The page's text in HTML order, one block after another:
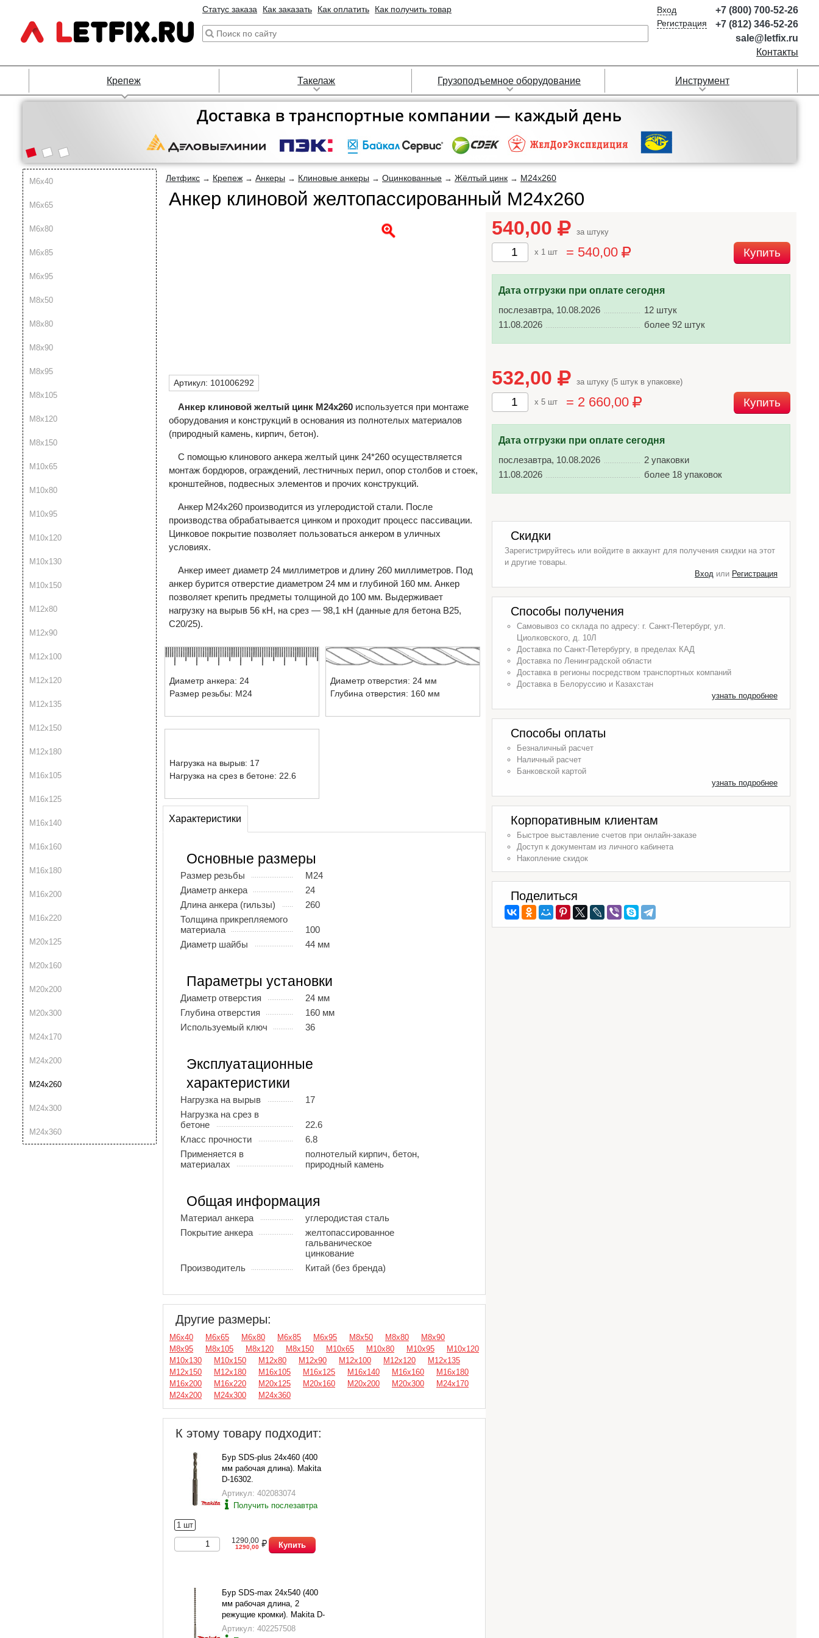
Статус заказа Как заказать Как оплатить Как получить товар
Вход
Регистрация
+7 (800) 700-52-26
+7 (812) 346-52-26
sale@letfix.ru
Контакты
Крепеж Такелаж Грузоподъемное оборудование Инструмент
М6х40
М6х65
М6х80
М6х85
М6х95
М8х50
М8х80
М8х90
М8х95
М8х105
М8х120
М8х150
М10х65
М10х80
М10х95
М10х120
М10х130
М10х150
М12х80
М12х90
М12х100
М12х120
М12х135
М12х150
М12х180
М16х105
М16х125
М16х140
М16х160
М16х180
М16х200
М16х220
М20х125
М20х160
М20х200
М20х300
М24х170
М24х200
М24х260
М24х300
М24х360
Летфикс → Крепеж → Анкеры → Клиновые анкеры → Оцинкованные → Жёлтый цинк → М24х260
Анкер клиновой желтопассированный М24х260
Артикул: 101006292
Анкер клиновой желтый цинк М24х260 используется при монтаже
оборудования и конструкций в основания из полнотелых материалов
(природный камень, кирпич, бетон).
С помощью клинового анкера желтый цинк 24*260 осуществляется
монтаж бордюров, ограждений, лестничных перил, опор столбов и стоек,
кронштейнов, подвесных элементов и прочих конструкций.
Анкер М24х260 производится из углеродистой стали. После
производства обрабатывается цинком и проходит процесс пассивации.
Цинковое покрытие позволяет пользоваться анкером в уличных
условиях.
Анкер имеет диаметр 24 миллиметров и длину 260 миллиметров. Под
анкер бурится отверстие диаметром 24 мм и глубиной 160 мм. Анкер
позволяет крепить предметы толщиной до 100 мм. Выдерживает
нагрузку на вырыв 56 кН, на срез — 98,1 кН (данные для бетона B25,
C20/25).
Диаметр анкера: 24
Размер резьбы: М24
Диаметр отверстия: 24 мм
Глубина отверстия: 160 мм
Нагрузка на вырыв: 17
Нагрузка на срез в бетоне: 22.6
Характеристики
Основные размеры
Размер резьбы
М24
Диаметр анкера
24
Длина анкера (гильзы)
260
Толщина прикрепляемого
материала
100
Диаметр шайбы
44 мм
Параметры установки
Диаметр отверстия
24 мм
Глубина отверстия
160 мм
Используемый ключ
36
Эксплуатационные
характеристики
Нагрузка на вырыв
17
Нагрузка на срез в
бетоне
22.6
Класс прочности
6.8
Применяется в
материалах
полнотелый кирпич, бетон,
природный камень
Общая информация
Материал анкера
углеродистая сталь
Покрытие анкера
желтопассированное
гальваническое
цинкование
Производитель
Китай (без бренда)
Другие размеры:
М6х40 М6х65 М6х80 М6х85 М6х95 М8х50 М8х80
М8х90
М8х95
М8х105 М8х120 М8х150 М10х65 М10х80 М10х95
М10х120
М10х130
М10х150 М12х80 М12х90 М12х100 М12х120
М12х135
М12х150
М12х180 М16х105 М16х125 М16х140 М16х160
М16х180
М16х200
М16х220 М20х125 М20х160 М20х200 М20х300
М24х170
М24х200
М24х300 М24х360
К этому товару подходит:
Бур SDS-plus 24х460 (400
мм рабочая длина). Makita
D-16302.
Артикул: 402083074
Получить послезавтра
1 шт
1290,00
1290,00 Купить
Бур SDS-max 24х540 (400
мм рабочая длина, 2
режущие кромки). Makita D-
34023.
Артикул: 402257508
540,00 за штуку
x 1 шт = 540,00 Купить
Дата отгрузки при оплате сегодня
послезавтра, 10.08.2026
12 штук
11.08.2026
более 92 штук
532,00 за штуку (5 штук в упаковке)
x 5 шт = 2 660,00 Купить
Дата отгрузки при оплате сегодня
послезавтра, 10.08.2026
2 упаковки
11.08.2026
более 18 упаковок
Скидки
Зарегистрируйтесь или войдите в аккаунт для получения скидки на этот
и другие товары.
Вход или Регистрация
Способы получения
Самовывоз со склада по адресу: г. Санкт-Петербург, ул.
Циолковского, д. 10Л
Доставка по Санкт-Петербургу, в пределах КАД
Доставка по Ленинградской области
Доставка в регионы посредством транспортных компаний
Доставка в Белоруссию и Казахстан
узнать подробнее
Способы оплаты
Безналичный расчет
Наличный расчет
Банковской картой
узнать подробнее
Корпоративным клиентам
Быстрое выставление счетов при онлайн-заказе
Доступ к документам из личного кабинета
Накопление скидок
Поделиться